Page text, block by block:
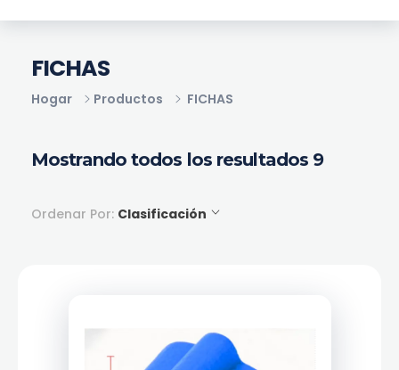
TIENDA
Hogar Productos FICHAS
FICHAS
Mostrando todos los resultados 9
Ordenar Por: Clasificación